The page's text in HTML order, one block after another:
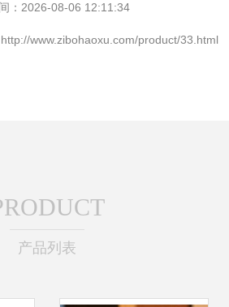
：2026-08-06 12:11:34
www.zibohaoxu.com/product/33.html
产品列表